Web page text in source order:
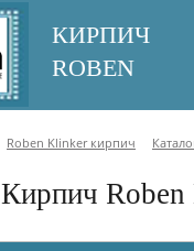
КИРПИЧ
ROBEN
Roben Klinker кирпич
Кирпич